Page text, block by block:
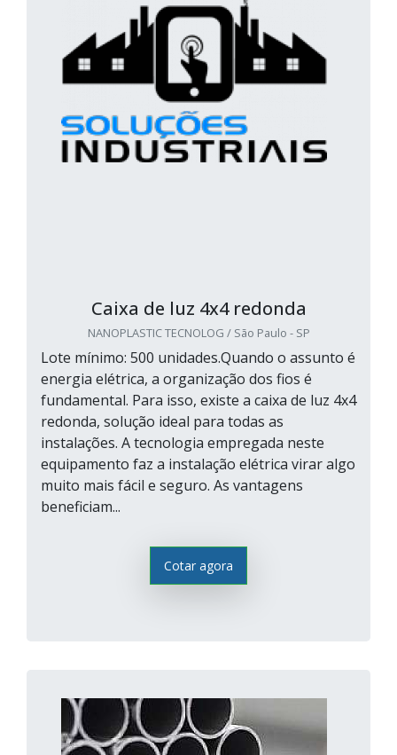
Caixa de luz 4x4 redonda
NANOPLASTIC TECNOLOG / São Paulo - SP
Lote mínimo: 500 unidades.Quando o assunto é
energia elétrica, a organização dos fios é
fundamental. Para isso, existe a caixa de luz 4x4
redonda, solução ideal para todas as
instalações. A tecnologia empregada neste
equipamento faz a instalação elétrica virar algo
muito mais fácil e seguro. As vantagens
beneficiam...
Cotar agora